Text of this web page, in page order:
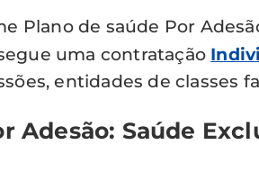
Plano de saúde Por
uma contratação
entidades de classes
Adesão: Saúde